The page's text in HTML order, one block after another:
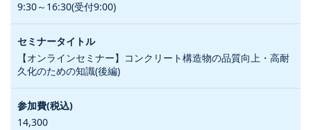
9:30～16:30(受付9:00)
【オンラインセミナー】コンクリート構造物の品質向上・高耐
久化のための知識(後編)
14,300